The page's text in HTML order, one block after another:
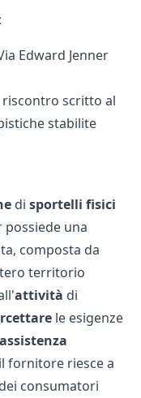
:
Edward Jenner
scritto al
stabilite
di sportelli fisici
una
composta da
territorio
attività di
le esigenze
assistenza
fornitore riesce a
consumatori